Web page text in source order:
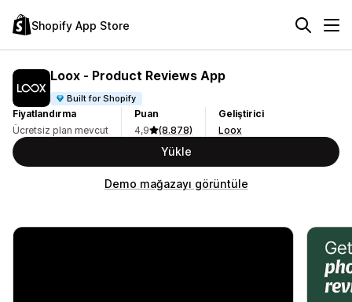
Shopify App Store
Loox ‑ Product Reviews App
Built for Shopify
Fiyatlandırma
Ücretsiz plan mevcut
Puan
4,9
(8.878)
Geliştirici
Loox
Yükle
Demo mağazayı görüntüle